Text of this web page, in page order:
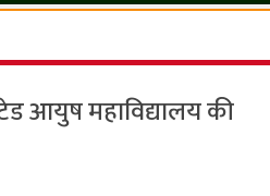
आयुष महाविद्यालय की